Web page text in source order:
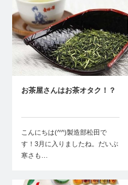
お茶屋さんはお茶オタク！？
こんにちは(^'^)製造部松田で
す！3月に入りましたね。だいぶ
寒さも…